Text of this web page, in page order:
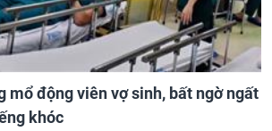
mổ động viên vợ sinh, bất ngờ ngất
khóc